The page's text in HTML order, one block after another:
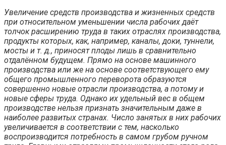
Увеличение средств производства и жизненных средств
при относительном уменьшении числа рабочих даёт
толчок расширению труда в таких отраслях производства,
продукты которых, как, например, каналы, доки, туннели,
мосты и т. д., приносят плоды лишь в сравнительно
отдалённом будущем. Прямо на основе машинного
производства или же на основе соответствующего ему
общего промышленного переворота образуются
совершенно новые отрасли производства, а потому и
новые сферы труда. Однако их удельный вес в общем
производстве нельзя признать значительным даже в
наиболее развитых странах. Число занятых в них рабочих
увеличивается в соответствии с тем, насколько
воспроизводится потребность в самом грубом ручном